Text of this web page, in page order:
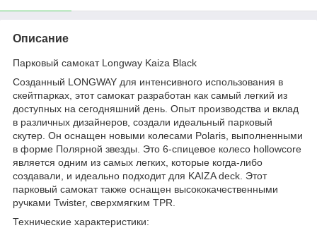
Описание
Парковый самокат Longway Kaiza Black
Созданный LONGWAY для интенсивного использования в
скейтпарках, этот самокат разработан как самый легкий из
доступных на сегодняшний день. Опыт производства и вклад
в различных дизайнеров, создали идеальный парковый
скутер. Он оснащен новыми колесами Polaris, выполненными
в форме Полярной звезды. Это 6-спицевое колесо hollowcore
является одним из самых легких, которые когда-либо
создавали, и идеально подходит для KAIZA deck. Этот
парковый самокат также оснащен высококачественными
ручками Twister, сверхмягким TPR.
Технические характеристики: